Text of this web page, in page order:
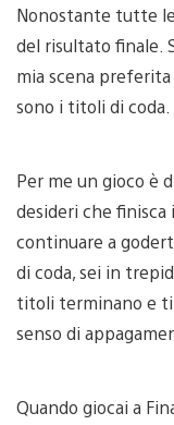
Nonostante tutte
del risultato finale.
mia scena
sono i titoli di coda.
Per me un gioco è
desideri che finisca
continuare a
di coda, sei in
titoli terminano e
senso di
Quando giocai a